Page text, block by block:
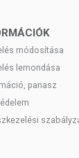
normál
továbbá
megőrzésében
és a normál
módosítása
lemondása
panasz